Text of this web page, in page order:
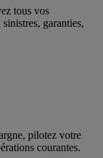
tous vos
garanties,
pilotez votre
courantes.